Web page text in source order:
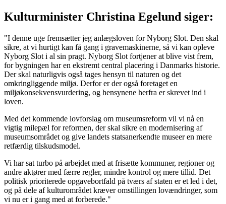
Kulturminister Christina Egelund siger:
"I denne uge fremsætter jeg anlægsloven for Nyborg Slot. Den skal
sikre, at vi hurtigt kan få gang i gravemaskinerne, så vi kan opleve
Nyborg Slot i al sin pragt. Nyborg Slot fortjener at blive vist frem,
for bygningen har en ekstremt central placering i Danmarks historie.
Der skal naturligvis også tages hensyn til naturen og det
omkringliggende miljø. Derfor er der også foretaget en
miljøkonsekvensvurdering, og hensynene herfra er skrevet ind i
loven.
Med det kommende lovforslag om museumsreform vil vi nå en
vigtig milepæl for reformen, der skal sikre en modernisering af
museumsområdet og give landets statsanerkendte museer en mere
retfærdig tilskudsmodel.
Vi har sat turbo på arbejdet med at frisætte kommuner, regioner og
andre aktører med færre regler, mindre kontrol og mere tillid. Det
politisk prioriterede opgavebortfald på tværs af staten er et led i det,
og på dele af kulturområdet kræver omstillingen lovændringer, som
vi nu er i gang med at forberede."